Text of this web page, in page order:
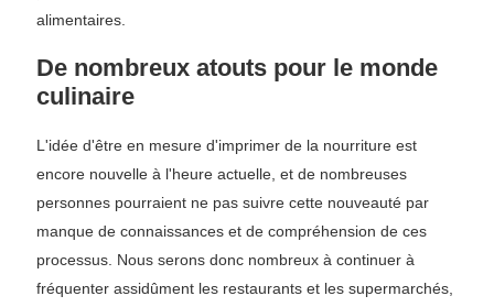
alimentaires.
De nombreux atouts pour le monde
culinaire
L'idée d'être en mesure d'imprimer de la nourriture est
encore nouvelle à l'heure actuelle, et de nombreuses
personnes pourraient ne pas suivre cette nouveauté par
manque de connaissances et de compréhension de ces
processus. Nous serons donc nombreux à continuer à
fréquenter assidûment les restaurants et les supermarchés,